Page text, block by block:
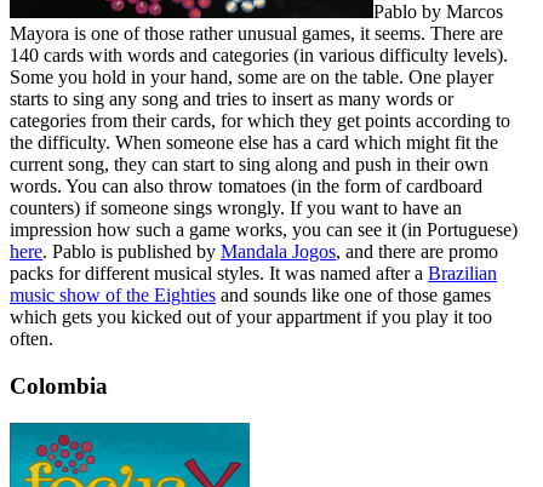
Pablo by Marcos
Mayora is one of those rather unusual games, it seems. There are
140 cards with words and categories (in various difficulty levels).
Some you hold in your hand, some are on the table. One player
starts to sing any song and tries to insert as many words or
categories from their cards, for which they get points according to
the difficulty. When someone else has a card which might fit the
current song, they can start to sing along and push in their own
words. You can also throw tomatoes (in the form of cardboard
counters) if someone sings wrongly. If you want to have an
impression how such a game works, you can see it (in Portuguese)
here. Pablo is published by Mandala Jogos, and there are promo
packs for different musical styles. It was named after a Brazilian
music show of the Eighties and sounds like one of those games
which gets you kicked out of your appartment if you play it too
often.
Colombia